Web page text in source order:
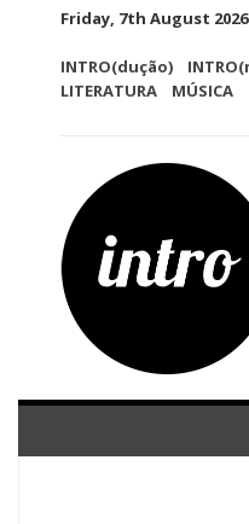
Friday, 7th August 2026
INTRO(dução)
LITERATURA
MÚSICA